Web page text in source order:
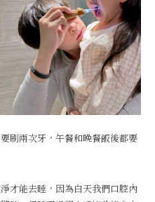
刷兩次牙，午餐和晚餐飯後都要
才能去睡，因為白天我們口腔內